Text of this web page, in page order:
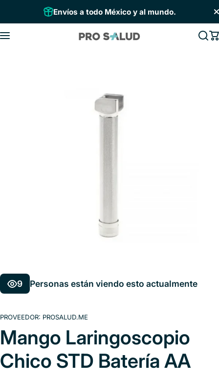
Saltar al contenido
Envíos a todo México y al mundo.
9 Personas están viendo esto actualmente
PROVEEDOR: PROSALUD.ME
Mango Laringoscopio
Chico STD Batería AA